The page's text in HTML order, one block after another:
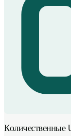
Количественные